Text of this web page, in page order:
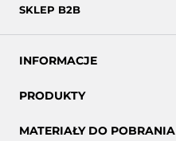
SKLEP B2B
INFORMACJE
PRODUKTY
MATERIAŁY DO POBRANIA